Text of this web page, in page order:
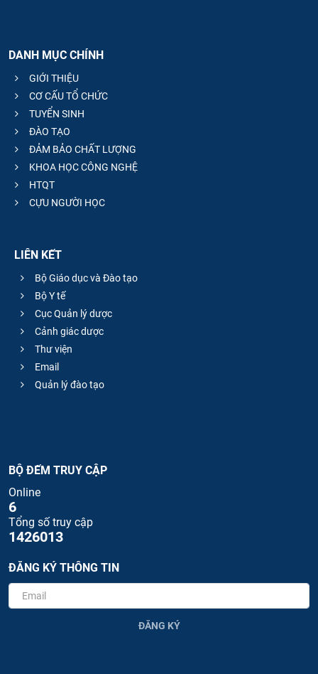
DANH MỤC CHÍNH
GIỚI THIỆU
CƠ CẤU TỔ CHỨC
TUYỂN SINH
ĐÀO TẠO
ĐẢM BẢO CHẤT LƯỢNG
KHOA HỌC CÔNG NGHỆ
HTQT
CỰU NGƯỜI HỌC
LIÊN KẾT
Bộ Giáo dục và Đào tạo
Bộ Y tế
Cục Quản lý dược
Cảnh giác dược
Thư viện
Email
Quản lý đào tạo
BỘ ĐẾM TRUY CẬP
Online
6
Tổng số truy cập
1426013
ĐĂNG KÝ THÔNG TIN
ĐĂNG KÝ